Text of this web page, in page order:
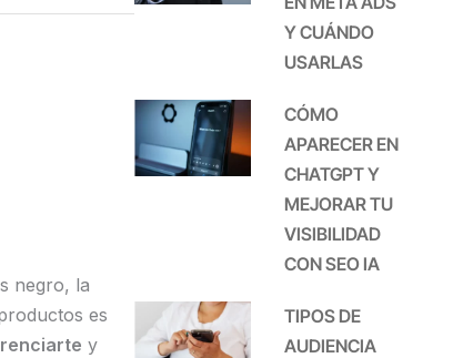
negro, la
es
y
Y CUÁNDO
USARLAS
CÓMO
APARECER EN
CHATGPT Y
MEJORAR TU
VISIBILIDAD
CON SEO IA
TIPOS DE
AUDIENCIA